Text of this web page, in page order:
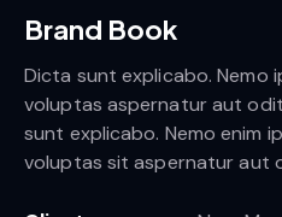
Brand Book
Dicta sunt explicabo. Nemo
voluptas aspernatur aut
sunt explicabo. Nemo enim
voluptas sit aspernatur aut